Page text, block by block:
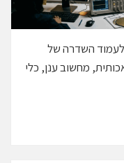
השדרה של
מחשוב ענן, כלי